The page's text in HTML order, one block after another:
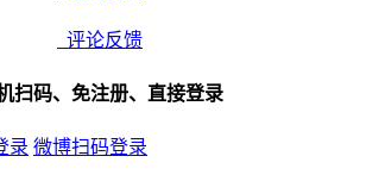
评论反馈
扫码、免注册、直接登录
录 微博扫码登录